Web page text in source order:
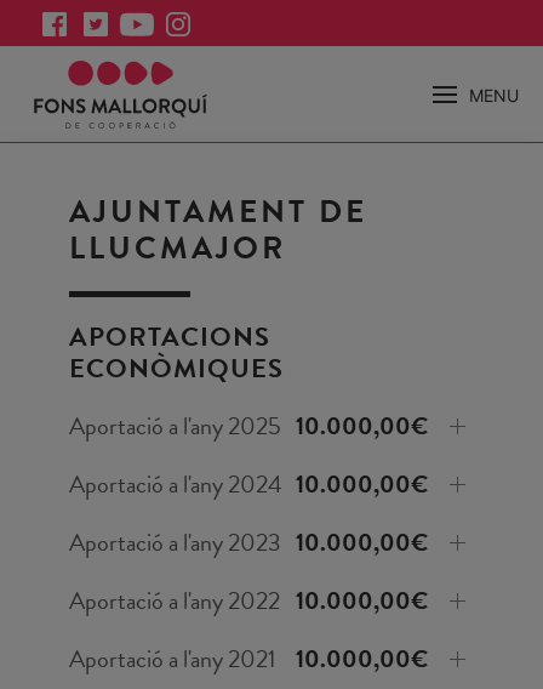
MENU
AJUNTAMENT DE
LLUCMAJOR
APORTACIONS
ECONÒMIQUES
Aportació a l'any 2025 10.000,00€
Aportació a l'any 2024 10.000,00€
Aportació a l'any 2023 10.000,00€
Aportació a l'any 2022 10.000,00€
Aportació a l'any 2021
10.000,00€